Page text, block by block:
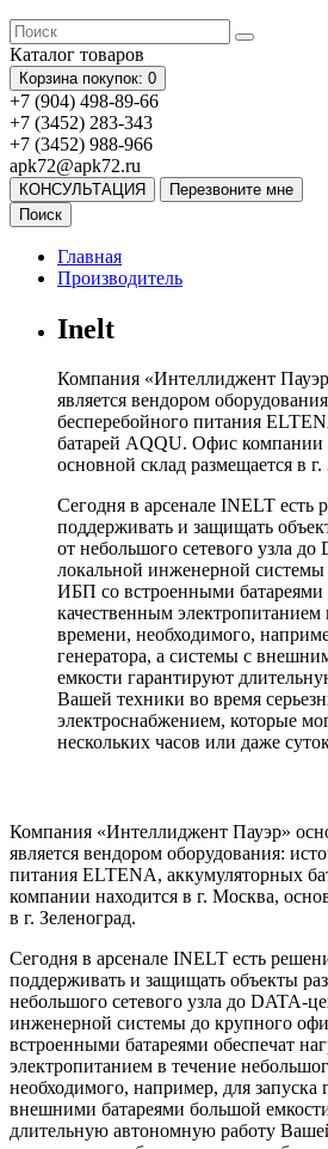
Каталог товаров
Корзина покупок: 0
+7 (904) 498-89-66
+7 (3452) 283-343
+7 (3452) 988-966
apk72@apk72.ru
КОНСУЛЬТАЦИЯ
Перезвоните мне
Поиск
Главная
Производитель
Inelt
Компания «Интеллиджент
является вендором
бесперебойного питания
батарей AQQU. Офис компании
основной склад размещается в г.
Сегодня в арсенале INELT
поддерживать и защищать
от небольшого сетевого узла до
локальной инженерной
ИБП со встроенными батареями
качественным электропитанием
времени, необходимого,
генератора, а системы с
емкости гарантируют
Вашей техники во время
электроснабжением, которые
нескольких часов или даже
Компания «Интеллиджент Пауэр»
является вендором оборудования:
питания ELTENA, аккумуляторных
компании находится в г. Москва,
в г. Зеленоград.
Сегодня в арсенале INELT есть
поддерживать и защищать объекты
небольшого сетевого узла до DATA-
инженерной системы до крупного
встроенными батареями обеспечат
электропитанием в течение
необходимого, например, для запуска
внешними батареями большой
длительную автономную работу